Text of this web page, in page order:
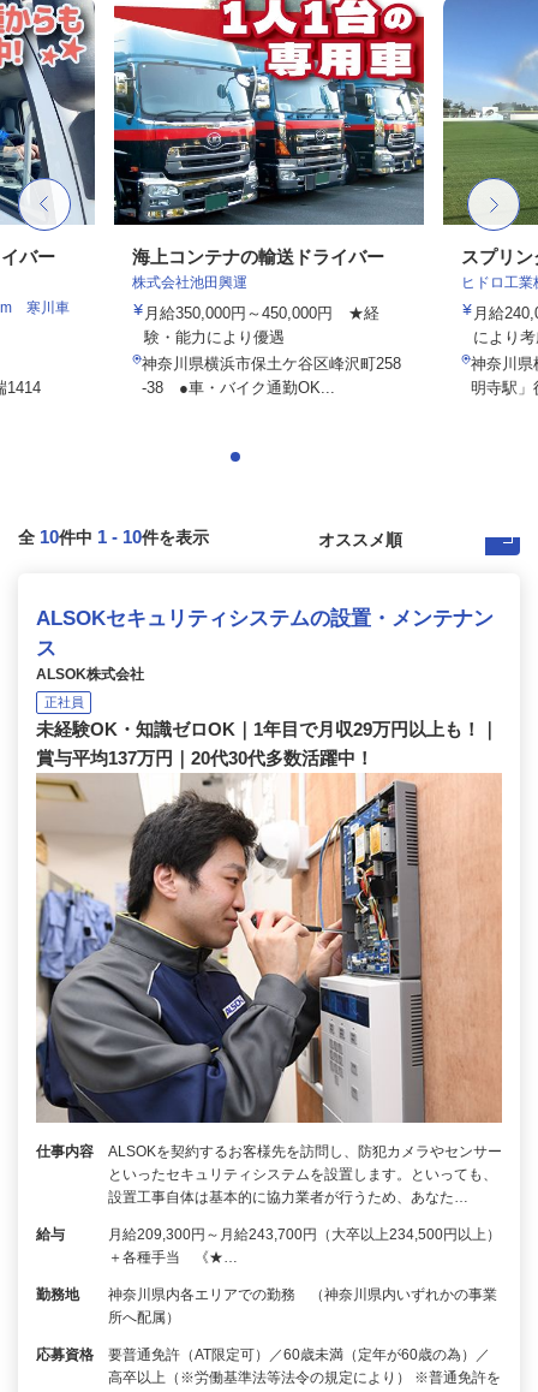
バー
寒川車
1414
海上コンテナの輸送ドライバー
株式会社池田興運
月給350,000円～450,000円 ★経
験・能力により優遇
神奈川県横浜市保土ケ谷区峰沢町258
-38 ●車・バイク通勤OK...
スプリ
ヒドロ工業
月給
により
神奈川県
明寺駅」
全 10件中 1 - 10件を表示
ALSOKセキュリティシステムの設置・メンテナン
ス
ALSOK株式会社
正社員
未経験OK・知識ゼロOK｜1年目で月収29万円以上も！｜
賞与平均137万円｜20代30代多数活躍中！
仕事内容
ALSOKを契約するお客様先を訪問し、防犯カメラやセンサー
といったセキュリティシステムを設置します。といっても、
設置工事自体は基本的に協力業者が行うため、あなた…
給与
月給209,300円～月給243,700円（大卒以上234,500円以上）
＋各種手当 《★…
勤務地
神奈川県内各エリアでの勤務 （神奈川県内いずれかの事業
所へ配属）
応募資格
要普通免許（AT限定可）／60歳未満（定年が60歳の為）／
高卒以上（※労働基準法等法令の規定により） ※普通免許を